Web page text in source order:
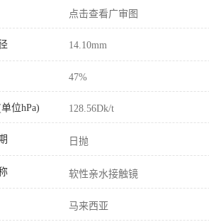
点击查看广审图
14.10mm
47%
位hPa) 128.56Dk/t
日抛
软性亲水接触镜
马来西亚